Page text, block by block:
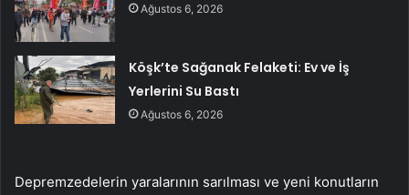
Ağustos 6, 2026
Köşk’te Sağanak Felaketi: Ev ve İş
Yerlerini Su Bastı
Ağustos 6, 2026
Depremzedelerin yaralarının sarılması ve yeni konutların